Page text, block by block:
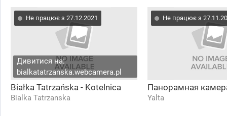
Не працює з 27.12.2021
Дивитися на:
bialkatatrzanska.webcamera.pl
Białka Tatrzańska - Kotelnica
Bialka Tatrzanska
Не працює з
Панорамная
Yalta